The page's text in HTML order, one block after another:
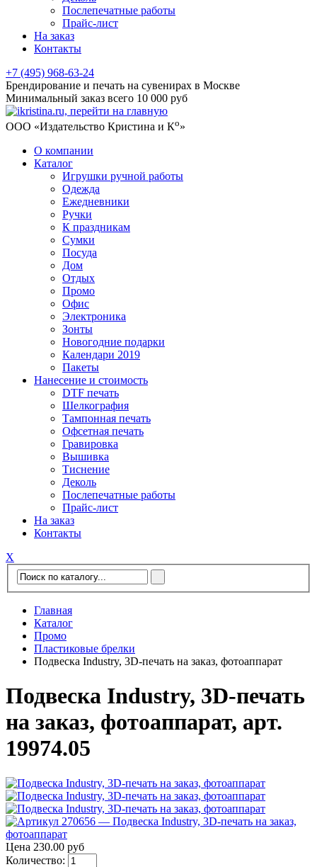
Послепечатные работы
Прайс-лист
На заказ
Контакты
+7 (495) 968-63-24
Брендирование и печать на сувенирах в Москве
Минимальный заказ всего 10 000 руб
ООО «Издательство Кристина и Ко»
О компании
Каталог
Игрушки ручной работы
Одежда
Ежедневники
Ручки
К праздникам
Сумки
Посуда
Дом
Отдых
Промо
Офис
Электроника
Зонты
Новогодние подарки
Календари 2019
Пакеты
Нанесение и стоимость
DTF печать
Шелкография
Тампонная печать
Офсетная печать
Гравировка
Вышивка
Тиснение
Деколь
Послепечатные работы
Прайс-лист
На заказ
Контакты
Х
Главная
Каталог
Промо
Пластиковые брелки
Подвеска Industry, 3D-печать на заказ, фотоаппарат
Подвеска Industry, 3D-печать
на заказ, фотоаппарат, арт.
19974.05
Цена 230.00 руб
Количество: